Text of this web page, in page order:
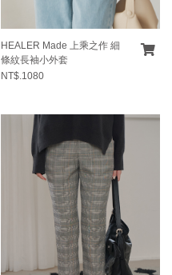
HEALER Made 上乘之作 細
條紋長袖小外套
NT$.1080